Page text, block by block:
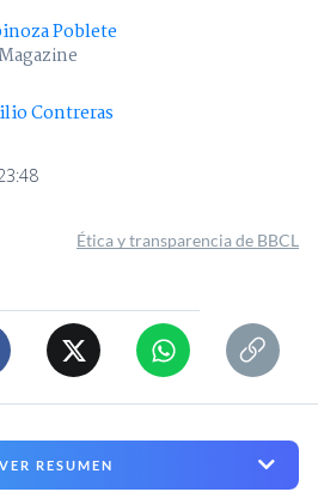
Poblete
Contreras
Ética y transparencia de BBCL
VER RESUMEN